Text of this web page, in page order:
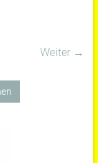
Weiter →